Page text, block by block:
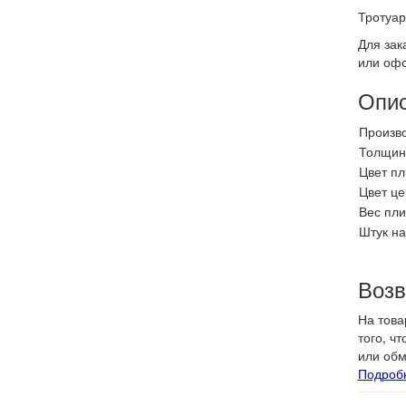
Для
или
Цвет
Цвет
Вес
Штук
На
того,
или